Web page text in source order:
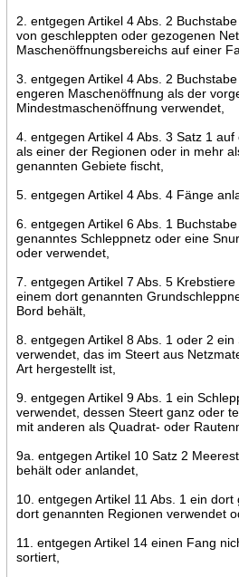
2. entgegen Artikel 4 Abs. 2
von geschleppten oder gezogenen
Maschenöffnungsbereichs auf einer
3. entgegen Artikel 4 Abs. 2
engeren Maschenöffnung als der
Mindestmaschenöffnung verwendet,
4. entgegen Artikel 4 Abs. 3 Satz 1
als einer der Regionen oder in mehr
genannten Gebiete fischt,
5. entgegen Artikel 4 Abs. 4 Fänge
6. entgegen Artikel 6 Abs. 1
genanntes Schleppnetz oder eine
oder verwendet,
7. entgegen Artikel 7 Abs. 5
einem dort genannten
Bord behält,
8. entgegen Artikel 8 Abs. 1 oder 2
verwendet, das im Steert aus
Art hergestellt ist,
9. entgegen Artikel 9 Abs. 1 ein
verwendet, dessen Steert ganz oder
mit anderen als Quadrat- oder
9a. entgegen Artikel 10 Satz 2
behält oder anlandet,
10. entgegen Artikel 11 Abs. 1 ein
dort genannten Regionen verwendet
11. entgegen Artikel 14 einen Fang
sortiert,